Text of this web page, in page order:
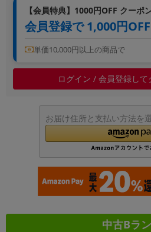
【会員特典】1000円OFF クーポ
会員登録で 1,000円OFF
単価10,000円以上の商品で
ログイン / 会員登録して
お届け住所と支払い方法を
中古Bラ
モニタサイズ
~
価格
円 ～
年
年
ただし機能別のみ「and検索」となります。